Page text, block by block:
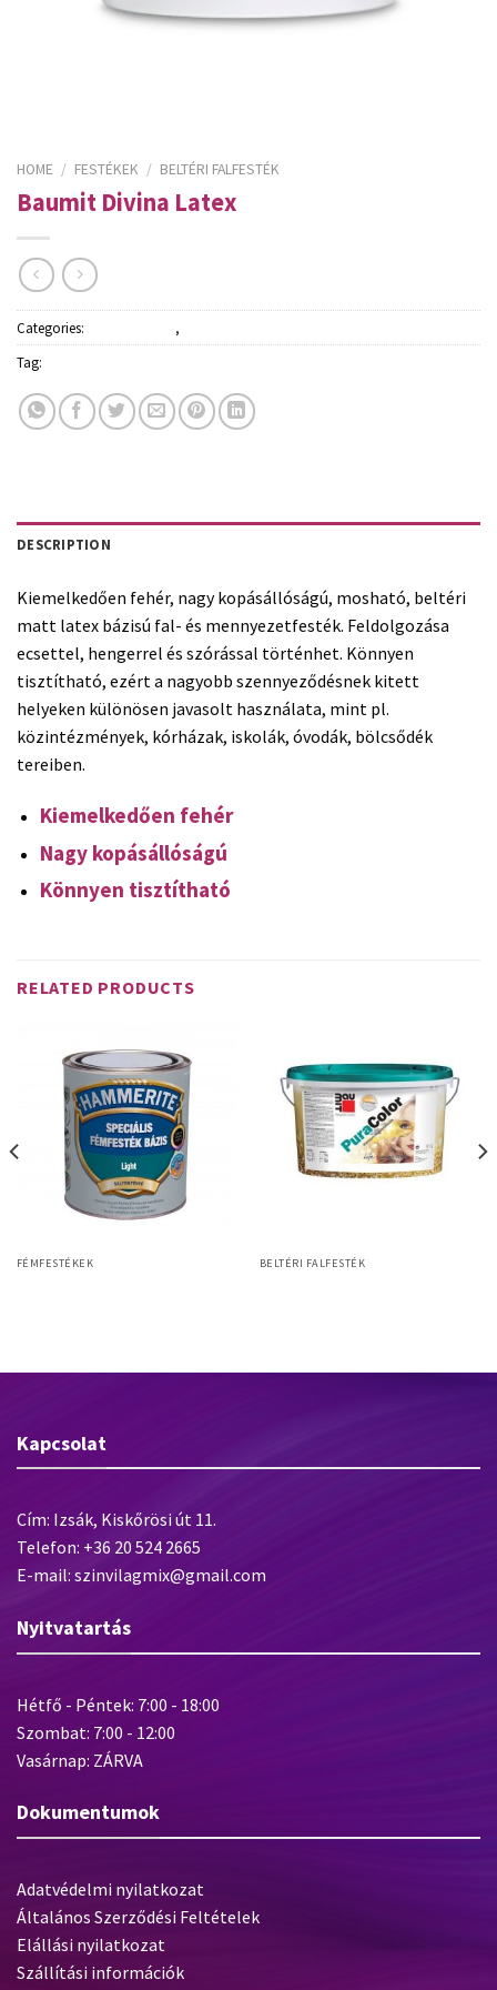
HOME / FESTÉKEK / BELTÉRI FALFESTÉK
Baumit Divina Latex
Categories: ,
Tag:
DESCRIPTION
Kiemelkedően fehér, nagy kopásállóságú, mosható, beltéri
matt latex bázisú fal- és mennyezetfesték. Feldolgozása
ecsettel, hengerrel és szórással történhet. Könnyen
tisztítható, ezért a nagyobb szennyeződésnek kitett
helyeken különösen javasolt használata, mint pl.
közintézmények, kórházak, iskolák, óvodák, bölcsődék
tereiben.
Kiemelkedően fehér
Nagy kopásállóságú
Könnyen tisztítható
RELATED PRODUCTS
FÉMFESTÉKEK BELTÉRI FALFESTÉK
Kapcsolat
Cím: Izsák, Kiskőrösi út 11.
Telefon: +36 20 524 2665
E-mail: szinvilagmix@gmail.com
Nyitvatartás
Hétfő - Péntek: 7:00 - 18:00
Szombat: 7:00 - 12:00
Vasárnap: ZÁRVA
Dokumentumok
Adatvédelmi nyilatkozat
Általános Szerződési Feltételek
Elállási nyilatkozat
Szállítási információk